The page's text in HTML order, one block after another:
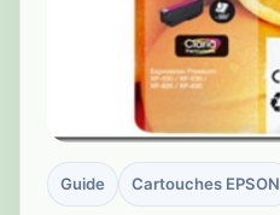
Guide Cartouches EPSON